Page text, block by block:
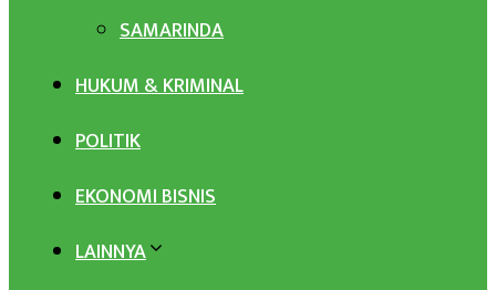
SAMARINDA
HUKUM & KRIMINAL
POLITIK
EKONOMI BISNIS
LAINNYA